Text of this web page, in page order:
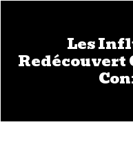
Les
Redécouvert